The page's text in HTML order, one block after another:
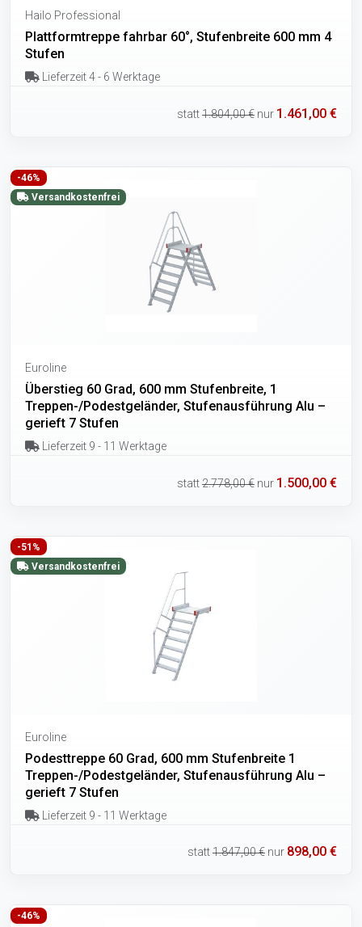
Hailo Professional
Plattformtreppe fahrbar 60°, Stufenbreite 600 mm 4
Stufen
Lieferzeit 4 - 6 Werktage
statt1.804,00 € nur 1.461,00 €
-46%
Versandkostenfrei
Euroline
Überstieg 60 Grad, 600 mm Stufenbreite, 1
Treppen-/Podestgeländer, Stufenausführung Alu –
gerieft 7 Stufen
Lieferzeit 9 - 11 Werktage
statt2.778,00 € nur 1.500,00 €
-51%
Versandkostenfrei
Euroline
Podesttreppe 60 Grad, 600 mm Stufenbreite 1
Treppen-/Podestgeländer, Stufenausführung Alu –
gerieft 7 Stufen
Lieferzeit 9 - 11 Werktage
statt1.847,00 € nur 898,00 €
-46%